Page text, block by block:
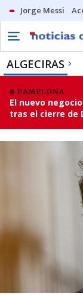
Jorge Messi
ALGECIRAS
PAMPLONA
El nuevo
tras el cierre de